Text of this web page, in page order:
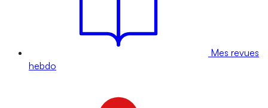
Mes revues
hebdo